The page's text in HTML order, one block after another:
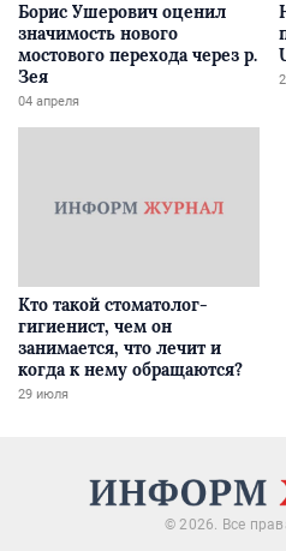
Борис Ушерович оценил
значимость нового
мостового перехода через р.
Зея
04 апреля
Кто такой стоматолог-
гигиенист, чем он
занимается, что лечит и
когда к нему обращаются?
29 июля
© 2026. Все